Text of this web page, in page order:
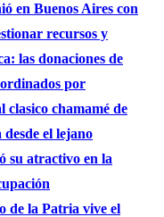
en Buenos Aires con
recursos y
las donaciones de
por
chamamé de
el lejano
su atractivo en la
de la Patria vive el